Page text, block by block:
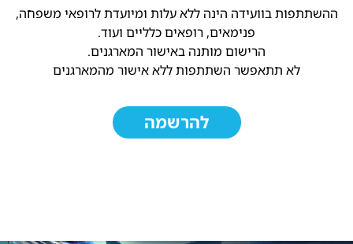
ההשתתפות בוועידה הינה ללא עלות ומיועדת לרופאי משפחה,
פנימאים, רופאים כלליים ועוד.
הרישום מותנה באישור המארגנים.
לא תתאפשר השתתפות ללא אישור מהמארגנים
להרשמה